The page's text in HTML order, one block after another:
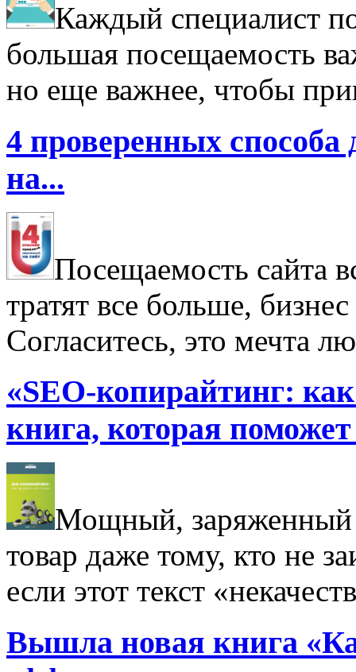
Каждый специалист
большая посещаемость
но еще важнее, чтобы
4 проверенных
на...
Посещаемость сайта
тратят все больше,
Согласитесь, это мечта
«SEO-копирайтинг:
книга, которая
Мощный, заряженный
товар даже тому, кто не
если этот текст
Вышла новая книга